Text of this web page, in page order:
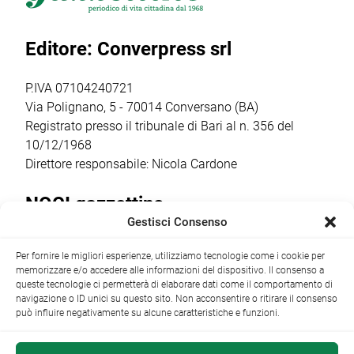
Laforgia, già
figura
Attraverso
2021-2027, il
ottenuto un
finanziamento […]
ratifica per il
Costituente […]
Editore: Converpress srl
P.IVA 07104240721
Via Polignano, 5 - 70014 Conversano (BA)
Registrato presso il tribunale di Bari al n. 356 del
10/12/1968
Direttore responsabile: Nicola Cardone
NOCI gazzettino
+39 080 4979274|info@nocigazzettino.it Contatti|
Archivio
Gestisci Consenso
Per fornire le migliori esperienze, utilizziamo tecnologie come i cookie per
memorizzare e/o accedere alle informazioni del dispositivo. Il consenso a
queste tecnologie ci permetterà di elaborare dati come il comportamento di
navigazione o ID unici su questo sito. Non acconsentire o ritirare il consenso
può influire negativamente su alcune caratteristiche e funzioni.